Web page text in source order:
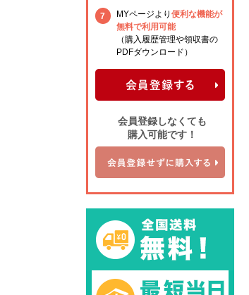
7 MYページより 便利な機能が
無料で利用可能
（購入履歴管理や領収書の
PDFダウンロード）
会員登録しなくても
購入可能です！